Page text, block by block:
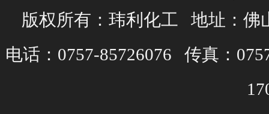
版权所有：玮利化工 地址：佛
电话：0757-85726076 传真：